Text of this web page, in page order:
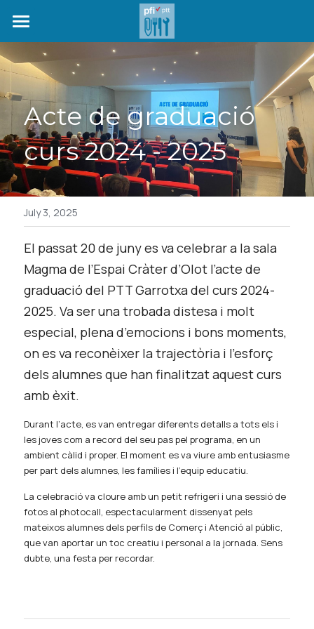
INICI
OFERTA FORMATIVA
SEGUIMENT DE PREINSCRIPCIÓ
QUI SOM
NOTÍCIES
EMPRESES COL·LABORADORES
CONTACTE
SEGUIMENT DE LA
PREINSCRIPCIÓ
Acte de graduació
curs 2024 - 2025
July 3, 2025
El passat 20 de juny es va celebrar a la sala
Magma de l’Espai Cràter d’Olot l’acte de
graduació del PTT Garrotxa del curs 2024-
2025. Va ser una trobada distesa i molt
especial, plena d’emocions i bons moments,
on es va reconèixer la trajectòria i l’esforç
dels alumnes que han finalitzat aquest curs
amb èxit.
Durant l’acte, es van entregar diferents detalls a tots els i
les joves com a record del seu pas pel programa, en un
ambient càlid i proper. El moment es va viure amb entusiasme
per part dels alumnes, les famílies i l’equip educatiu.
La celebració va cloure amb un petit refrigeri i una sessió de
fotos al photocall, espectacularment dissenyat pels
mateixos alumnes dels perfils de Comerç i Atenció al públic,
que van aportar un toc creatiu i personal a la jornada. Sens
dubte, una festa per recordar.